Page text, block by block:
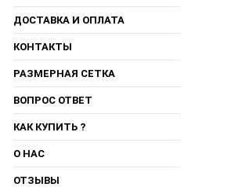
ДОСТАВКА И ОПЛАТА
КОНТАКТЫ
РАЗМЕРНАЯ СЕТКА
ВОПРОС ОТВЕТ
КАК КУПИТЬ ?
О НАС
ОТЗЫВЫ